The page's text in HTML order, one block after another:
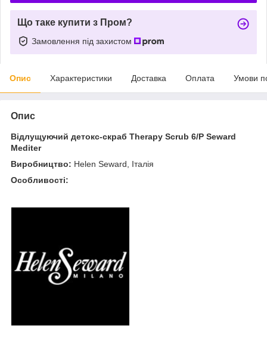
Що таке купити з Пром?
Замовлення під захистом
Опис Характеристики Доставка Оплата Умови
Опис
Відлущуючий детокс-скраб Therapy Scrub 6/P Seward
Mediter
Виробництво: Helen Seward, Італія
Особливості: